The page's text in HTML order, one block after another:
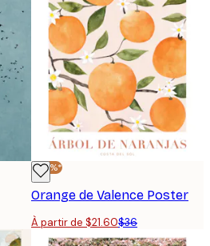
-40%*
Orange de Valence Poster
À partir de $21.60$36